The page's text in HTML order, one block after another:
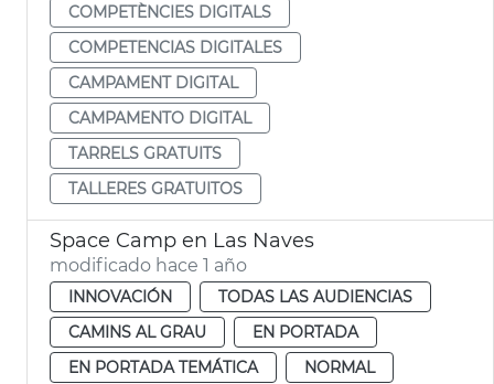
COMPETÈNCIES DIGITALS
COMPETENCIAS DIGITALES
CAMPAMENT DIGITAL
CAMPAMENTO DIGITAL
TARRELS GRATUITS
TALLERES GRATUITOS
Space Camp en Las Naves
modificado hace 1 año
INNOVACIÓN
TODAS LAS AUDIENCIAS
CAMINS AL GRAU
EN PORTADA
EN PORTADA TEMÁTICA
NORMAL